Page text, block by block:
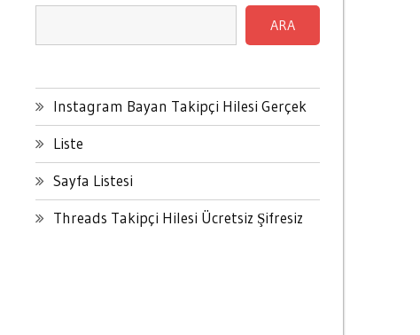
ARA
Instagram Bayan Takipçi Hilesi Gerçek
Liste
Sayfa Listesi
Threads Takipçi Hilesi Ücretsiz Şifresiz